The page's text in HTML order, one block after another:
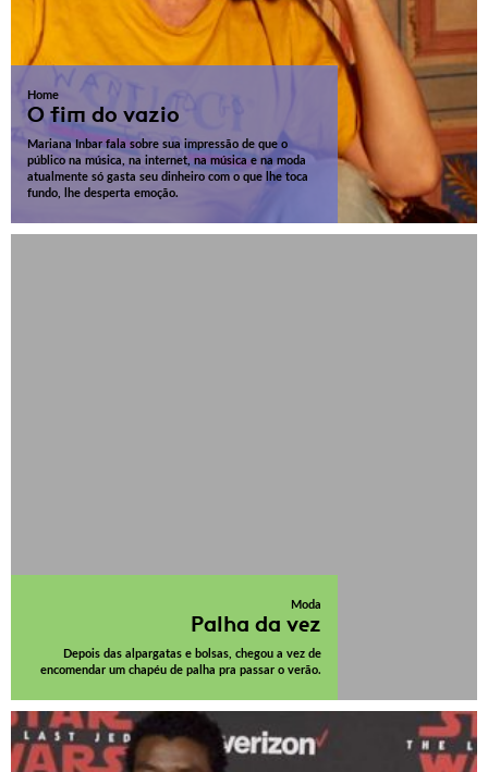
Home
O fim do vazio
Mariana Inbar fala sobre sua impressão de que o
público na música, na internet, na música e na moda
atualmente só gasta seu dinheiro com o que lhe toca
fundo, lhe desperta emoção.
Moda
Palha da vez
Depois das alpargatas e bolsas, chegou a vez de
encomendar um chapéu de palha pra passar o verão.